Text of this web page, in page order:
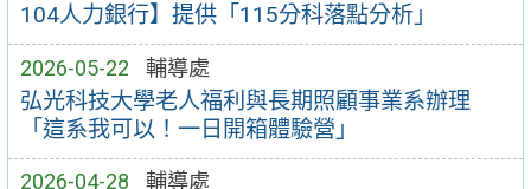
104人力銀行】提供「115分科落點分析」
2026-05-22 輔導處
弘光科技大學老人福利與長期照顧事業系辦理
「這系我可以！一日開箱體驗營」
2026-04-28 輔導處